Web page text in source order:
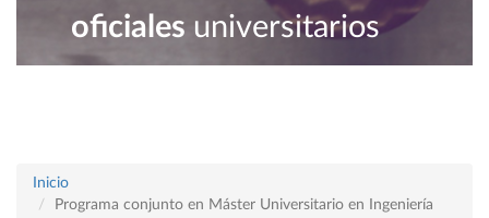
oficiales universitarios
Inicio
Programa conjunto en Máster Universitario en Ingeniería